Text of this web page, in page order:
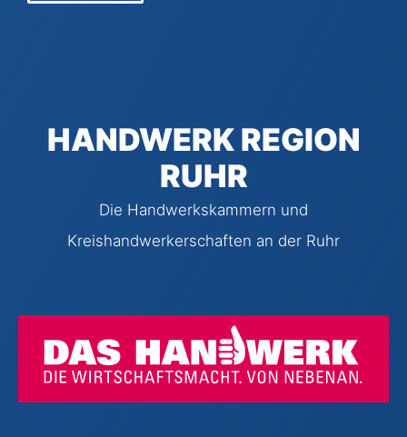
HANDWERK REGION
RUHR
Die Handwerkskammern und
Kreishandwerkerschaften an der Ruhr